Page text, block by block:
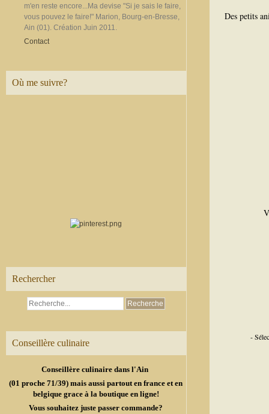
m'en reste encore...Ma devise "Si je sais le faire,
vous pouvez le faire!" Marion, Bourg-en-Bresse,
Ain (01). Création Juin 2011.
Contact
Où me suivre?
Rechercher
Conseillère culinaire
Conseillère culinaire dans l'Ain
(01 proche 71/39) mais aussi partout en france et en
belgique grace à la boutique en ligne!
Vous souhaitez juste passer commande?
Des petits
-